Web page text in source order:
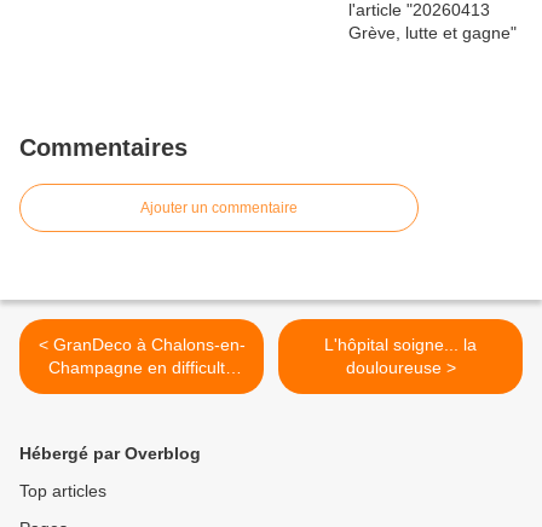
Commentaires
Ajouter un commentaire
< GranDeco à Chalons-en-
Champagne en difficulté
financière
L'hôpital soigne... la
douloureuse >
Hébergé par Overblog
Top articles